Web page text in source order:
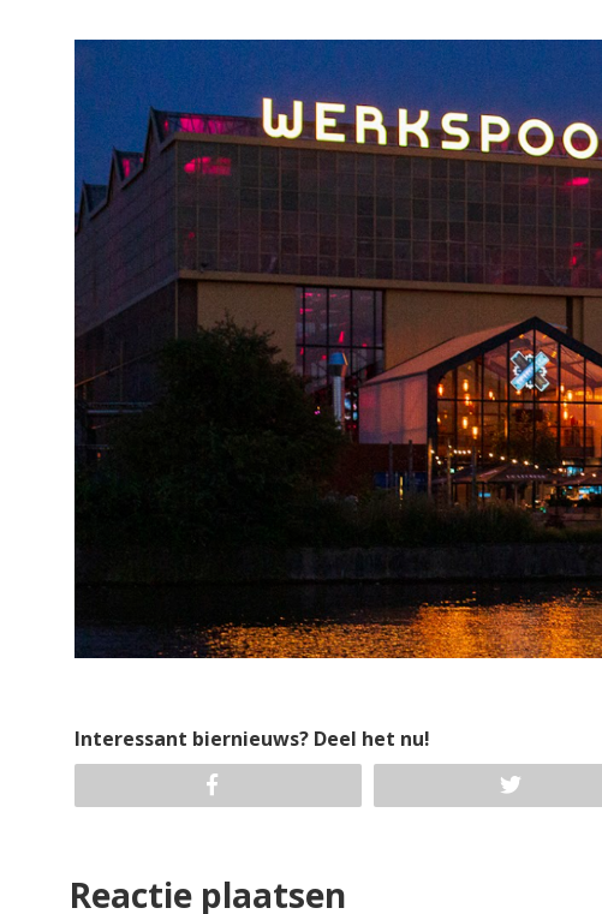
Interessant biernieuws? Deel het nu!
Reactie plaatsen